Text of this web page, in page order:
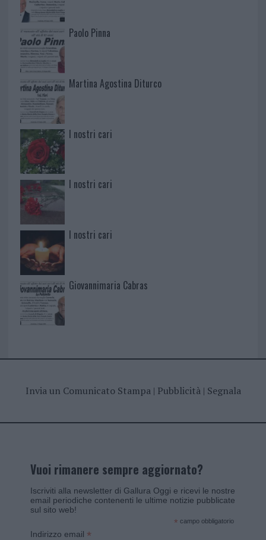
Paolo Pinna
Martina Agostina Diturco
I nostri cari
I nostri cari
I nostri cari
Giovannimaria Cabras
Invia un Comunicato Stampa| Pubblicità| Segnala
Vuoi rimanere sempre aggiornato?
Iscriviti alla newsletter di Gallura Oggi e ricevi le nostre
email periodiche contenenti le ultime notizie pubblicate
sul sito web!
* campo obbligatorio
Indirizzo email *